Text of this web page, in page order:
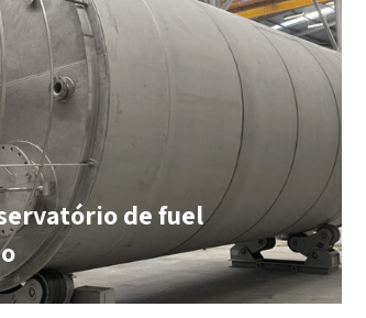
de fuel